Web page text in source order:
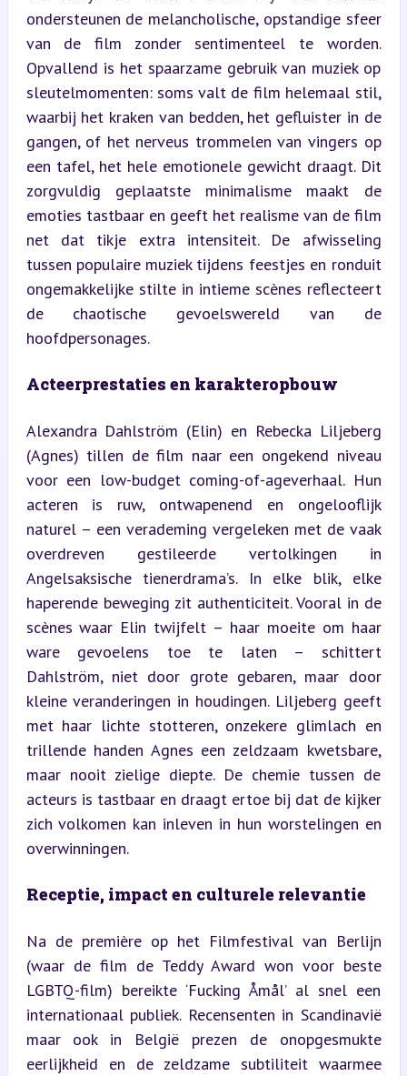
ondersteunen de melancholische, opstandige sfeer
van de film zonder sentimenteel te worden.
Opvallend is het spaarzame gebruik van muziek op
sleutelmomenten: soms valt de film helemaal stil,
waarbij het kraken van bedden, het gefluister in de
gangen, of het nerveus trommelen van vingers op
een tafel, het hele emotionele gewicht draagt. Dit
zorgvuldig geplaatste minimalisme maakt de
emoties tastbaar en geeft het realisme van de film
net dat tikje extra intensiteit. De afwisseling
tussen populaire muziek tijdens feestjes en ronduit
ongemakkelijke stilte in intieme scènes reflecteert
de chaotische gevoelswereld van de
hoofdpersonages.
Acteerprestaties en karakteropbouw
Alexandra Dahlström (Elin) en Rebecka Liljeberg
(Agnes) tillen de film naar een ongekend niveau
voor een low-budget coming-of-ageverhaal. Hun
acteren is ruw, ontwapenend en ongelooflijk
naturel – een verademing vergeleken met de vaak
overdreven gestileerde vertolkingen in
Angelsaksische tienerdrama’s. In elke blik, elke
haperende beweging zit authenticiteit. Vooral in de
scènes waar Elin twijfelt – haar moeite om haar
ware gevoelens toe te laten – schittert
Dahlström, niet door grote gebaren, maar door
kleine veranderingen in houdingen. Liljeberg geeft
met haar lichte stotteren, onzekere glimlach en
trillende handen Agnes een zeldzaam kwetsbare,
maar nooit zielige diepte. De chemie tussen de
acteurs is tastbaar en draagt ertoe bij dat de kijker
zich volkomen kan inleven in hun worstelingen en
overwinningen.
Receptie, impact en culturele relevantie
Na de première op het Filmfestival van Berlijn
(waar de film de Teddy Award won voor beste
LGBTQ-film) bereikte ‘Fucking Åmål’ al snel een
internationaal publiek. Recensenten in Scandinavië
maar ook in België prezen de onopgesmukte
eerlijkheid en de zeldzame subtiliteit waarmee